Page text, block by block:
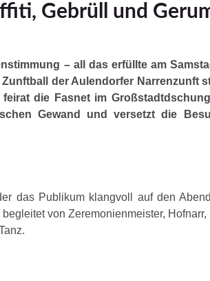
Gebrüll und
– all das erfüllte am
der Aulendorfer Narrenzunft
die Fasnet im
Gewand und versetzt die
das Publikum klangvoll auf den
von Zeremonienmeister,